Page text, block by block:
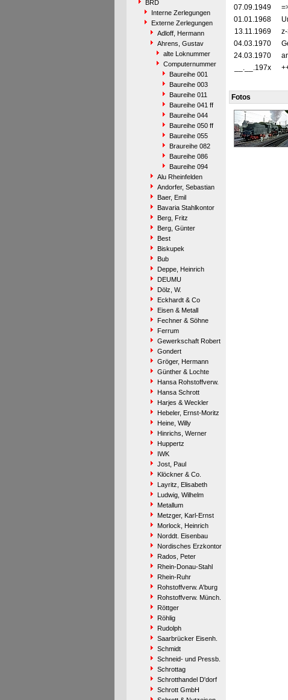
BRD
Interne Zerlegungen
Externe Zerlegungen
Adloff, Hermann
Ahrens, Gustav
alte Loknummer
Computernummer
Baureihe 001
Baureihe 003
Baureihe 011
Baureihe 041 ff
Baureihe 044
Baureihe 050 ff
Baureihe 055
Braureihe 082
Baureihe 086
Baureihe 094
Alu Rheinfelden
Andorfer, Sebastian
Baer, Emil
Bavaria Stahlkontor
Berg, Fritz
Berg, Günter
Best
Biskupek
Bub
Deppe, Heinrich
DEUMU
Dölz, W.
Eckhardt & Co
Eisen & Metall
Fechner & Söhne
Ferrum
Gewerkschaft Robert
Gondert
Gröger, Hermann
Günther & Lochte
Hansa Rohstoffverw.
Hansa Schrott
Harjes & Weckler
Hebeler, Ernst-Moritz
Heine, Willy
Hinrichs, Werner
Huppertz
IWK
Jost, Paul
Klöckner & Co.
Layritz, Elisabeth
Ludwig, Wilhelm
Metallum
Metzger, Karl-Ernst
Morlock, Heinrich
Norddt. Eisenbau
Nordisches Erzkontor
Rados, Peter
Rhein-Donau-Stahl
Rhein-Ruhr
Rohstoffverw. A'burg
Rohstoffverw. Münch.
Röttger
Röhlig
Rudolph
Saarbrücker Eisenh.
Schmidt
Schneid- und Pressb.
Schrottag
Schrotthandel D'dorf
Schrott GmbH
07.09.1949
01.01.1968
13.11.1969
04.03.1970
24.03.1970
__.__.197x
Fotos